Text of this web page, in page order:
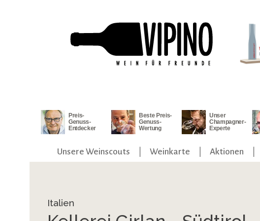
Preis-
Genuss-
Entdecker
Beste Preis-
Genuss-
Wertung
Unser
Champagner-
Experte
Unsere Weinscouts Weinkarte Aktionen
Italien